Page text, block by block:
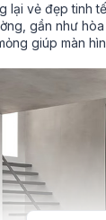
lại vẻ đẹp tinh
gần như
giúp màn